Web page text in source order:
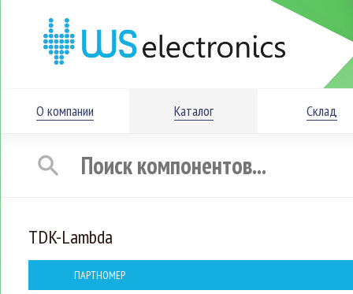
О компании Каталог Склад
TDK-Lambda
ПАРТНОМЕР